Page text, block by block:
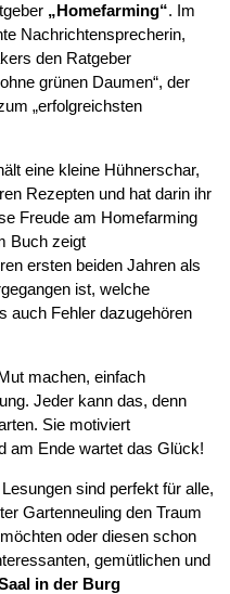
„Homefarming“. Im
Nachrichtensprecherin,
den Ratgeber
grünen Daumen“, der
„erfolgreichsten
eine kleine Hühnerschar,
Rezepten und hat darin ihr
Freude am Homefarming
Buch zeigt
ersten beiden Jahren als
ist, welche
auch Fehler dazugehören
machen, einfach
Jeder kann das, denn
Sie motiviert
am Ende wartet das Glück!
sind perfekt für alle,
Gartenneuling den Traum
oder diesen schon
gemütlichen und
in der Burg